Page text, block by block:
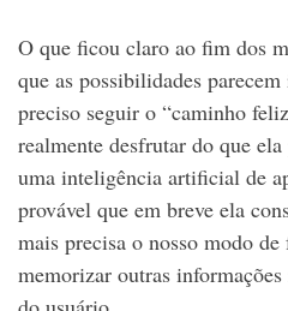
O que ficou claro ao fim dos
que as possibilidades
preciso seguir o “caminho
realmente desfrutar do que
uma inteligência artificial de
provável que em breve ela
mais precisa o nosso modo de
memorizar outras